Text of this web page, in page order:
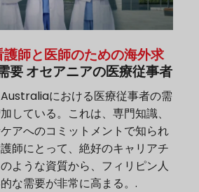
師と医師のための海外求
要オセアニアの医療従事者
における医療従事者の需
している。これは、専門知識、
アへのコミットメントで知られ
師にとって、絶好のキャリアチ
ような資質から、フィリピン人
な需要が非常に高まる。.